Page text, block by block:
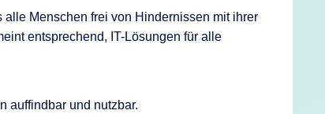
Menschen frei von Hindernissen mit ihrer
entsprechend, IT-Lösungen für alle
auffindbar und nutzbar.